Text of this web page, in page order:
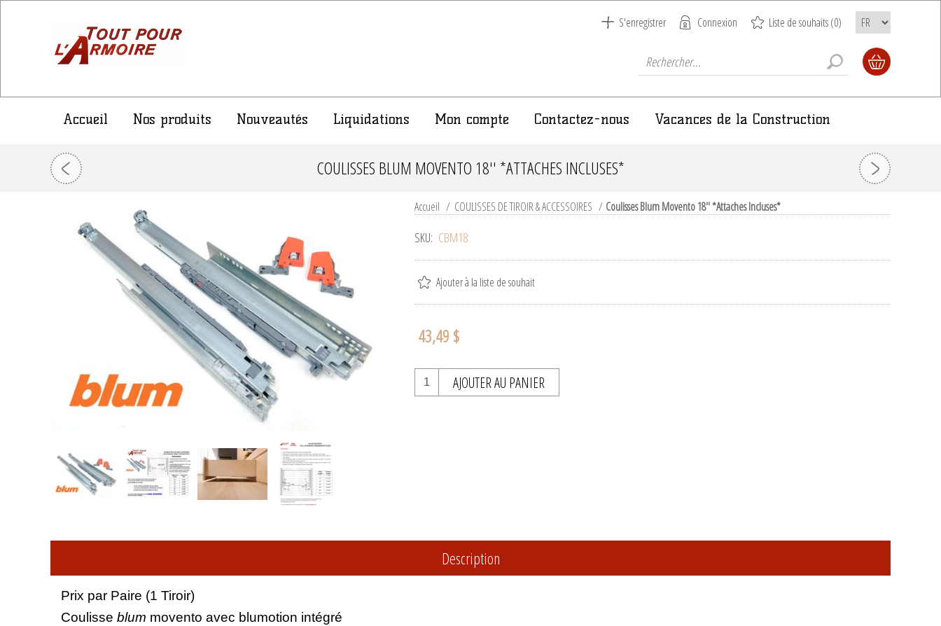
S'enregistrer Connexion Liste de souhaits(0)
Accueil Nos produits Nouveautés Liquidations Mon compte Contactez-nous Vacances de la Construction
COULISSES BLUM MOVENTO 18'' *ATTACHES INCLUSES*
Accueil / COULISSES DE TIROIR & ACCESSOIRES / Coulisses Blum Movento 18'' *Attaches Incluses*
SKU: CBM18
Ajouter à la liste de souhait
43,49 $
AJOUTER AU PANIER
Description
Prix par Paire (1 Tiroir)
Coulisse blum movento avec blumotion intégré